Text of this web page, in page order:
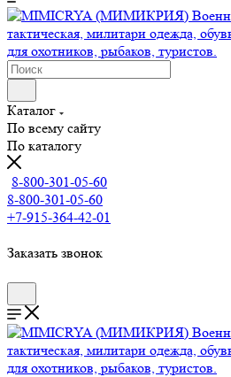
Каталог
По всему сайту
По каталогу
8-800-301-05-60
8-800-301-05-60
+7-915-364-42-01
Заказать звонок